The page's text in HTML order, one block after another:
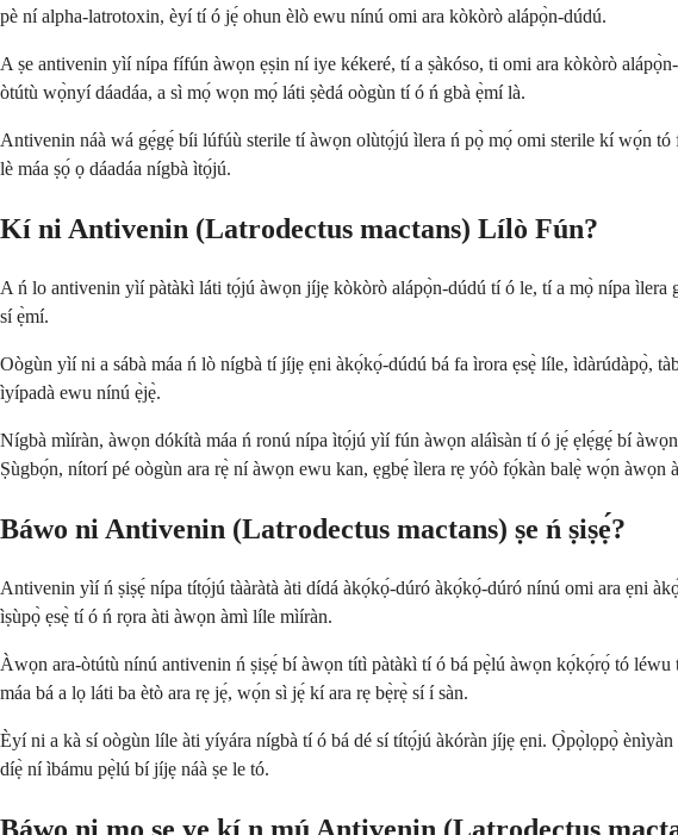
pè ní alpha-latrotoxin, èyí tí ó jẹ́ ohun èlò ewu nínú omi ara kòkòrò alápọ̀n-dúdú.
A ṣe antivenin yìí nípa fífún àwọn ẹṣin ní iye kékeré, tí a ṣàkóso, ti omi ara kòkòrò
òtútù wọ̀nyí dáadáa, a sì mọ́ wọn mọ́ láti ṣèdá oògùn tí ó ń gbà ẹ̀mí là.
Antivenin náà wá gẹ́gẹ́ bíi lúfúù sterile tí àwọn olùtọ́jú ìlera ń pọ̀ mọ́ omi sterile kí wọ́n
lè máa ṣọ́ ọ dáadáa nígbà ìtọ́jú.
Kí ni Antivenin (Latrodectus mactans) Lílò Fún?
A ń lo antivenin yìí pàtàkì láti tọ́jú àwọn jíjẹ kòkòrò alápọ̀n-dúdú tí ó le, tí a mọ̀ nípa
sí ẹ̀mí.
Oògùn yìí ni a sábà máa ń lò nígbà tí jíjẹ ẹni àkọ́kọ́-dúdú bá fa ìrora ẹsẹ̀ líle,
ìyípadà ewu nínú ẹ̀jẹ̀.
Nígbà mìíràn, àwọn dókítà máa ń ronú nípa ìtọ́jú yìí fún àwọn aláìsàn tí ó jẹ́ ẹlẹ́gẹ́ bí
Ṣùgbọ́n, nítorí pé oògùn ara rẹ̀ ní àwọn ewu kan, ẹgbẹ́ ìlera rẹ yóò fọ́kàn balẹ̀ wọ́n
Báwo ni Antivenin (Latrodectus mactans) ṣe ń ṣiṣẹ́?
Antivenin yìí ń ṣiṣẹ́ nípa títọ́jú tààràtà àti dídá àkọ́kọ́-dúró àkọ́kọ́-dúró nínú omi ara ẹni
ìṣùpọ̀ ẹsẹ̀ tí ó ń rọra àti àwọn àmì líle mìíràn.
Àwọn ara-òtútù nínú antivenin ń ṣiṣẹ́ bí àwọn títì pàtàkì tí ó bá pẹ̀lú àwọn kọ́kọ́rọ́ tó
máa bá a lọ láti ba ètò ara rẹ jẹ́, wọ́n sì jẹ́ kí ara rẹ bẹ̀rẹ̀ sí í sàn.
Èyí ni a kà sí oògùn líle àti yíyára nígbà tí ó bá dé sí títọ́jú àkóràn jíjẹ ẹni. Ọ̀pọ̀lọpọ̀
díẹ̀ ní ìbámu pẹ̀lú bí jíjẹ náà ṣe le tó.
Báwo ni mo ṣe yẹ kí n mú Antivenin (Latrodectus